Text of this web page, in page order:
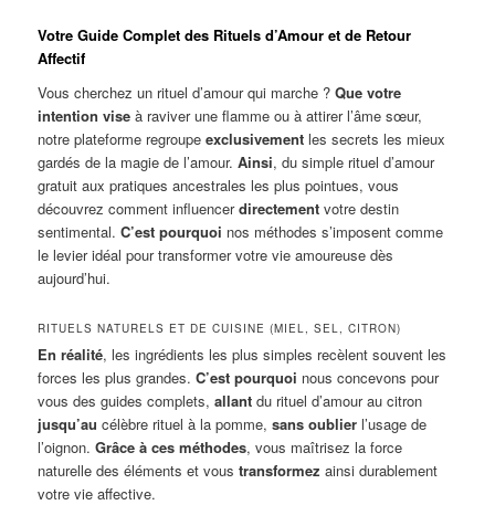
Votre Guide Complet des Rituels d’Amour et de Retour
Affectif
Vous cherchez un rituel d’amour qui marche ?Que votre
intention vise à raviver une flamme ou à attirer l’âme sœur,
notre plateforme regroupeexclusivement les secrets les mieux
gardés de la magie de l’amour.Ainsi, du simple rituel d’amour
gratuit aux pratiques ancestrales les plus pointues, vous
découvrez comment influencerdirectement votre destin
sentimental.C’est pourquoi nos méthodes s’imposent comme
le levier idéal pour transformer votre vie amoureuse dès
aujourd’hui.
RITUELS NATURELS ET DE CUISINE (MIEL, SEL, CITRON)
En réalité, les ingrédients les plus simples recèlent souvent les
forces les plus grandes.C’est pourquoi nous concevons pour
vous des guides complets,allant du rituel d’amour au citron
jusqu’au célèbre rituel à la pomme,sans oublier l’usage de
l’oignon.Grâce à ces méthodes, vous maîtrisez la force
naturelle des éléments et voustransformez ainsi durablement
votre vie affective.